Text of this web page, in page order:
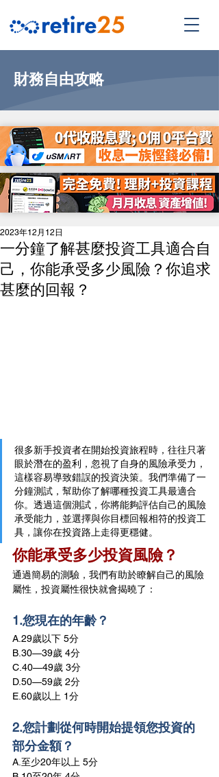
財務自由攻略
一分鐘了解甚麼投資工具適合自
己，你能承受多少風險？你追求
甚麼的回報？
2023年12月12日
很多新手投資者在開始投資旅程時，往往只著
眼於潛在的盈利，忽視了自身的風險承受力，
這樣容易導致錯誤的投資決策。我們準備了一
分鐘測試，幫助你了解哪種投資工具最適合
你。透過這個測試，你將能夠評估自己的風險
承受能力，並選擇與你目標回報相符的投資工
具，讓你在投資路上走得更穩健。
你能承受多少投資風險？
通過簡易的測驗，我們有助於瞭解自己的風險
屬性，投資屬性很快就會揭曉了：
1.您現在的年齡？
A.29歲以下 5分
B.30—39歲 4分
C.40—49歲 3分
D.50—59歲 2分
E.60歲以上 1分
2.您計劃從何時開始提領您投資的
部分金額？
A.至少20年以上 5分